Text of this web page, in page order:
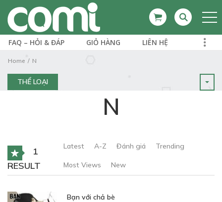
FAQ – HỎI & ĐÁP GIỎ HÀNG LIÊN HỆ
Home N
THỂ LOẠI
N
1
RESULT
Latest A-Z Đánh giá Trending
Most Views New
Bạn với chả bè